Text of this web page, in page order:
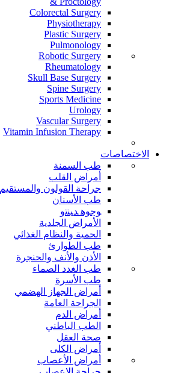
Colorectal Surgery
Physiotherapy
Plastic Surgery
Pulmonology
Robotic Surgery
Rheumatology
Skull Base Surgery
Spine Surgery
Sports Medicine
Urology
Vascular Surgery
Vitamin Infusion Therapy
الاختصاصات
طب السمنة
أمراض القلب
جراحة القولون والمستقيم
طب الأسنان
ﻮﺟﻮﻫ ﺪﻴﻨﺗﻭ
الأمراض الجلدية
الحمية والنظام الغذائي
طب الطوارئ
الأذن والأنف والحنجرة
طب الغدد الصماء
طب الأسرة
أمراض الجهاز الهضمي
الجراحة العامة
أمراض الدم
الطب الباطني
صحة العقل
أمراض الكلى
أمراض الأعصاب